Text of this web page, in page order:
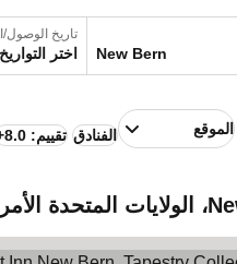
تاريخ الوصول/
اختر التواريخ
الموقع الفنادق تقييم: 8.0+